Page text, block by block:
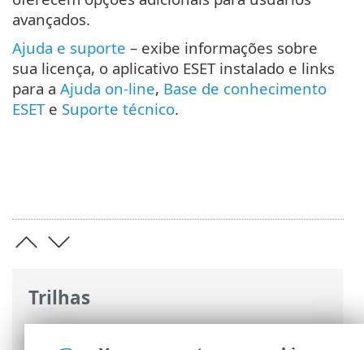
Trilhas
Ajuda on-line ESET>ESET Endpoint
avançados.
Ajuda e suporte – exibe informações sobre
sua licença, o aplicativo ESET instalado e links
para a Ajuda on-line, Base de conhecimento
ESETe Suporte técnico.